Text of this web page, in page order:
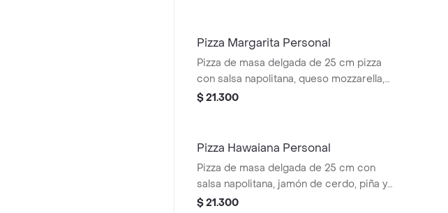
Pizza Margarita Personal
Pizza de masa delgada de 25 cm pizza
con salsa napolitana, queso mozzarella,
tomate cherry, pesto y burrata.
$ 21.300
Pizza Hawaiana Personal
Pizza de masa delgada de 25 cm con
salsa napolitana, jamón de cerdo, piña y
queso mozzarella.
$ 21.300